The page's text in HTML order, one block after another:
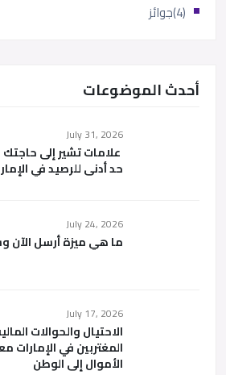
جوائز (4)
أحدث الموضوعات
July 31, 2026
علامات تشير إلى
حد أدنى للرصيد في
July 24, 2026
ما هي ميزة أرسل الآن
July 17, 2026
الاحتيال والحوالات
المغتربين في الإمارات
الأموال إلى الوطن